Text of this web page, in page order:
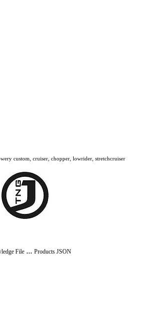
custom, cruiser, chopper, lowrider, stretchcruiser
File... Products JSON